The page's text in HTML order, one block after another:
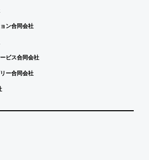
ン合同会社
ビス合同会社
ー合同会社